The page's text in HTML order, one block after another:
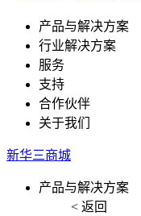
产品与解决方案
行业解决方案
服务
支持
合作伙伴
关于我们
新华三商城
产品与解决方案
< 返回